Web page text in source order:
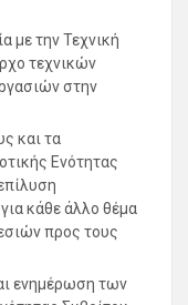
με την Τεχνική
τεχνικών
στην
και τα
Ενότητας
κάθε άλλο θέμα
προς τους
ενημέρωση των